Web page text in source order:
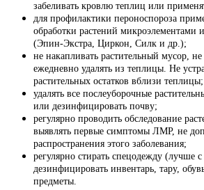
забеливать кровлю теплиц или
для профилактики пероноспороза
обработки растений микроэлементами
(Эпин-Экстра, Циркон, Силк и др.);
не накапливать растительный мусор, не
ежедневно удалять из теплицы. Не
растительных остатков вблизи теплицы;
удалять все послеуборочные
или дезинфицировать почву;
регулярно проводить обследование
выявлять первые симптомы ЛМР, не
распространения этого заболевания;
регулярно стирать спецодежду (лучше
дезинфицировать инвентарь, тару,
предметы.